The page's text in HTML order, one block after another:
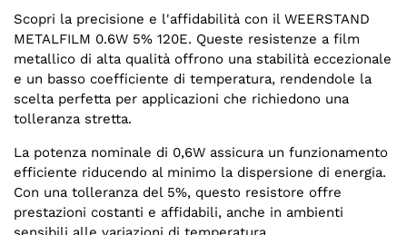
Scopri la precisione e l'affidabilità con il WEERSTAND
METALFILM 0.6W 5% 120E. Queste resistenze a film
metallico di alta qualità offrono una stabilità eccezionale
e un basso coefficiente di temperatura, rendendole la
scelta perfetta per applicazioni che richiedono una
tolleranza stretta.
La potenza nominale di 0,6W assicura un funzionamento
efficiente riducendo al minimo la dispersione di energia.
Con una tolleranza del 5%, questo resistore offre
prestazioni costanti e affidabili, anche in ambienti